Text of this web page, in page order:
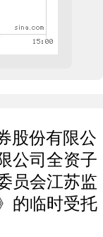
股份有限公
公司全资子
员会江苏监
的临时受托